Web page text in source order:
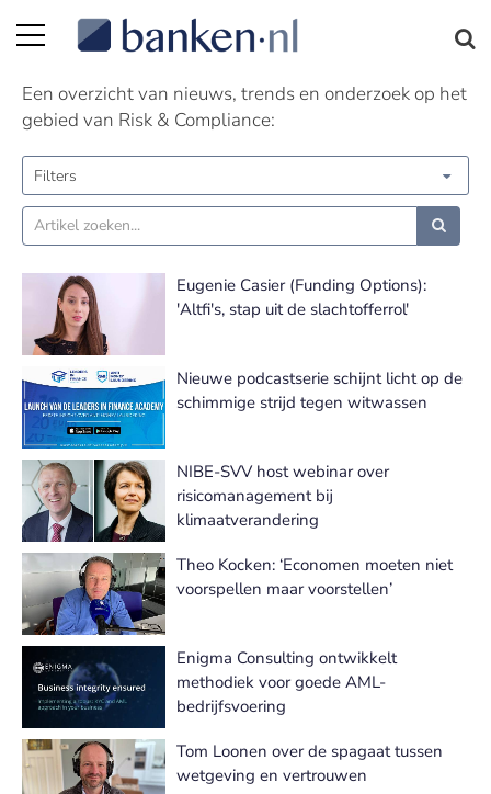
Risk & Compliance nieuws | Pagina 13
Een overzicht van nieuws, trends en onderzoek op het
gebied van Risk & Compliance:
Filters
Eugenie Casier (Funding Options):
'Altfi's, stap uit de slachtofferrol'
Nieuwe podcastserie schijnt licht op de
schimmige strijd tegen witwassen
NIBE-SVV host webinar over
risicomanagement bij
klimaatverandering
Theo Kocken: ‘Economen moeten niet
voorspellen maar voorstellen’
Enigma Consulting ontwikkelt
methodiek voor goede AML-
bedrijfsvoering
Tom Loonen over de spagaat tussen
wetgeving en vertrouwen